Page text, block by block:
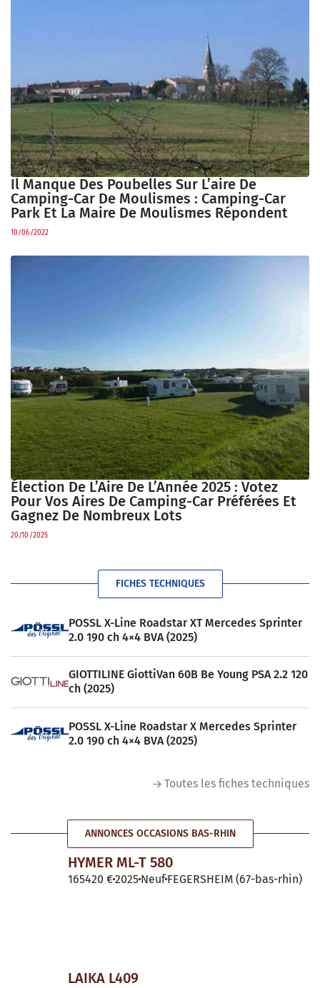
Il Manque Des Poubelles Sur L’aire De
Camping-Car De Moulismes : Camping-Car
Park Et La Maire De Moulismes Répondent
10/06/2022
Élection De L’Aire De L’Année 2025 : Votez
Pour Vos Aires De Camping-Car Préférées Et
Gagnez De Nombreux Lots
20/10/2025
FICHES TECHNIQUES
POSSL X-Line Roadstar XT Mercedes Sprinter
2.0 190 ch 4×4 BVA (2025)
GIOTTILINE GiottiVan 60B Be Young PSA 2.2 120
ch (2025)
POSSL X-Line Roadstar X Mercedes Sprinter
2.0 190 ch 4×4 BVA (2025)
Toutes les fiches techniques
ANNONCES OCCASIONS BAS-RHIN
HYMER ML-T 580
165420 €2025 Neuf FEGERSHEIM (67-bas-rhin)
LAIKA L409